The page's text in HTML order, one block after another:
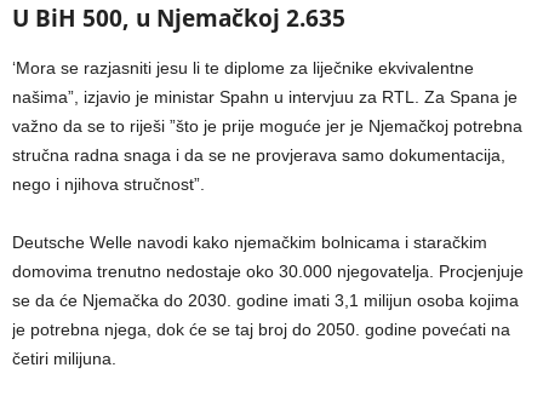
U BiH 500, u Njemačkoj 2.635
‘Mora se razjasniti jesu li te diplome za liječnike ekvivalentne
našima”, izjavio je ministar Spahn u intervjuu za RTL. Za Spana je
važno da se to riješi ”što je prije moguće jer je Njemačkoj potrebna
stručna radna snaga i da se ne provjerava samo dokumentacija,
nego i njihova stručnost”.
Deutsche Welle navodi kako njemačkim bolnicama i staračkim
domovima trenutno nedostaje oko 30.000 njegovatelja. Procjenjuje
se da će Njemačka do 2030. godine imati 3,1 milijun osoba kojima
je potrebna njega, dok će se taj broj do 2050. godine povećati na
četiri milijuna.